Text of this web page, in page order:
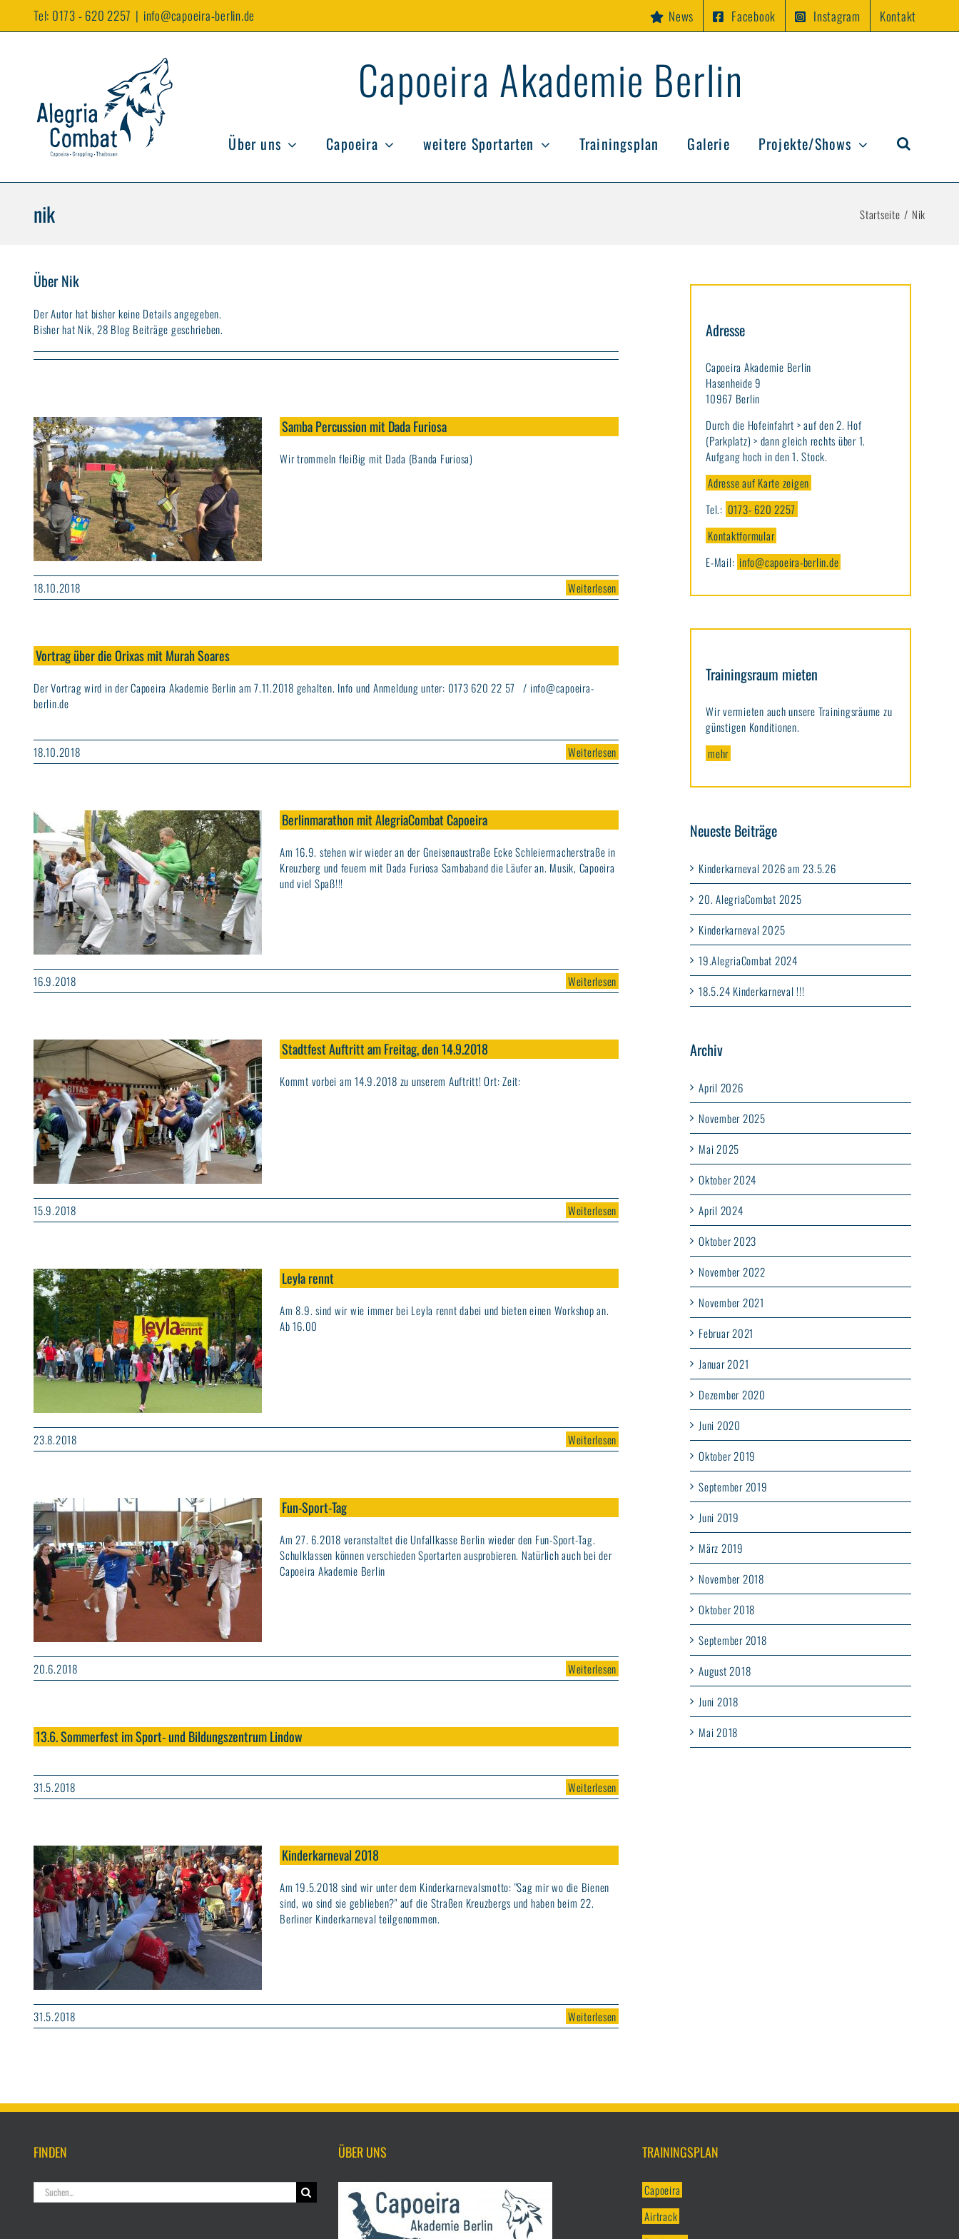
Tel: 0173 - 620 2257 | info@capoeira-berlin.de News Facebook Instagram Kontakt
Capoeira Akademie Berlin
Über uns Capoeira weitere Sportarten Trainingsplan Galerie Projekte/Shows
nik Startseite Nik
Über Nik
Der Autor hat bisher keine Details angegeben.
Bisher hat Nik, 28 Blog Beiträge geschrieben.
Samba Percussion mit Dada Furiosa
Wir trommeln fleißig mit Dada (Banda Furiosa)
18.10.2018 Weiterlesen
Vortrag über die Orixas mit Murah Soares
Der Vortrag wird in der Capoeira Akademie Berlin am 7.11.2018 gehalten. Info und Anmeldung unter: 0173 620 22 57 / info@capoeira-
berlin.de
18.10.2018 Weiterlesen
Berlinmarathon mit AlegriaCombat Capoeira
Am 16.9. stehen wir wieder an der Gneisenaustraße Ecke Schleiermacherstraße in
Kreuzberg und feuern mit Dada Furiosa Sambaband die Läufer an. Musik, Capoeira
und viel Spaß!!!
16.9.2018 Weiterlesen
Stadtfest Auftritt am Freitag, den 14.9.2018
Kommt vorbei am 14.9.2018 zu unserem Auftritt! Ort: Zeit:
15.9.2018 Weiterlesen
Leyla rennt
Am 8.9. sind wir wie immer bei Leyla rennt dabei und bieten einen Workshop an.
Ab 16.00
23.8.2018 Weiterlesen
Fun-Sport-Tag
Am 27. 6.2018 veranstaltet die Unfallkasse Berlin wieder den Fun-Sport-Tag.
Schulklassen können verschieden Sportarten ausprobieren. Natürlich auch bei der
Capoeira Akademie Berlin
20.6.2018 Weiterlesen
13.6. Sommerfest im Sport- und Bildungszentrum Lindow
31.5.2018 Weiterlesen
Kinderkarneval 2018
Am 19.5.2018 sind wir unter dem Kinderkarnevalsmotto: "Sag mir wo die Bienen
sind, wo sind sie geblieben?" auf die Straßen Kreuzbergs und haben beim 22.
Berliner Kinderkarneval teilgenommen.
31.5.2018 Weiterlesen
Adresse
Capoeira Akademie Berlin
Hasenheide 9
10967 Berlin
Durch die Hofeinfahrt > auf den 2. Hof
(Parkplatz) > dann gleich rechts über 1.
Aufgang hoch in den 1. Stock.
Adresse auf Karte zeigen
Tel.: 0173- 620 2257
Kontaktformular
E-Mail: info@capoeira-berlin.de
Trainingsraum mieten
Wir vermieten auch unsere Trainingsräume zu
günstigen Konditionen.
mehr
Neueste Beiträge
Kinderkarneval 2026 am 23.5.26
20. AlegriaCombat 2025
Kinderkarneval 2025
19.AlegriaCombat 2024
18.5.24 Kinderkarneval !!!
Archiv
April 2026
November 2025
Mai 2025
Oktober 2024
April 2024
Oktober 2023
November 2022
November 2021
Februar 2021
Januar 2021
Dezember 2020
Juni 2020
Oktober 2019
September 2019
Juni 2019
März 2019
November 2018
Oktober 2018
September 2018
August 2018
Juni 2018
Mai 2018
FINDEN
Suche
nach:
ÜBER UNS TRAININGSPLAN
Capoeira
Airtrack